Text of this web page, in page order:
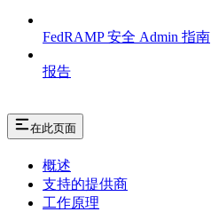
FedRAMP 安全 Admin 指南
报告
在此页面
概述
支持的提供商
工作原理